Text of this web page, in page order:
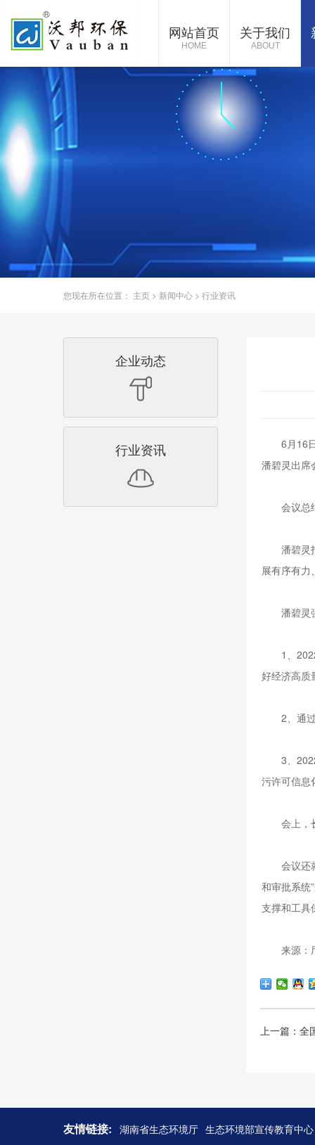
网站首页
HOME
关于我们
ABOUT
您现在所在位置： 主页 > 新闻中心 > 行业资讯
企业动态
行业资讯
6月16日-
潘碧灵出席
会议总结
潘碧灵指
展有序有力
潘碧灵
1、2022
好经济高质
2、通过
3、2022
污许可信息
会上，长
会议还就
和审批系统
支撑和工具
来源：厅
上一篇：全
友情链接: 湖南省生态环境厅 生态环境部宣传教育中心